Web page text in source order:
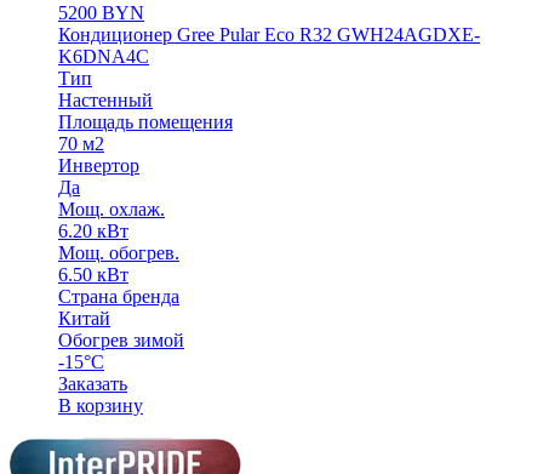
5200 BYN
Кондиционер Gree Pular Eco R32 GWH24AGDXE-
K6DNA4C
Тип
Настенный
Площадь помещения
70 м2
Инвертор
Да
Мощ. охлаж.
6.20 кВт
Мощ. обогрев.
6.50 кВт
Страна бренда
Китай
Обогрев зимой
-15°С
Заказать
В корзину